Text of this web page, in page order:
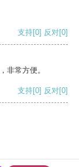
支持[0] 反对[0]
非常方便。
支持[0] 反对[0]